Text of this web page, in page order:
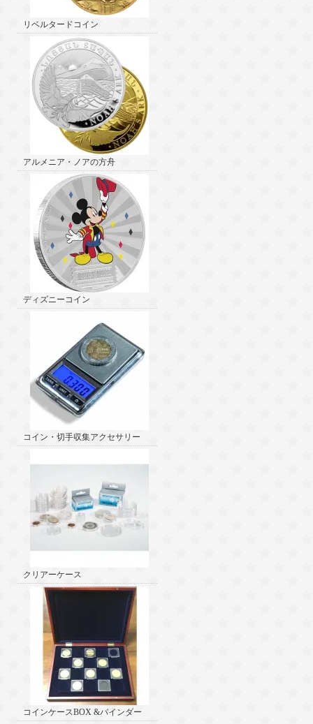
リベルタードコイン
アルメニア・ノアの方舟
ディズニーコイン
コイン・切手収集アクセサリー
クリアーケース
コインケースBOX &バインダー